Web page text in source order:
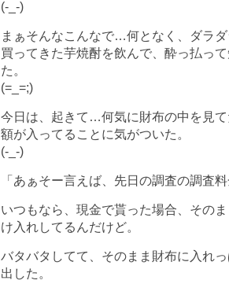
(-_-)
まぁそんなこんなで…何となく、ダラ
買ってきた芋焼酎を飲んで、酔っ払っ
た。
(=_=;)
今日は、起きて…何気に財布の中を見
額が入ってることに気がついた。
(-_-)
「あぁそー言えば、先日の調査の調査
いつもなら、現金で貰った場合、その
け入れしてるんだけど。
バタバタしてて、そのまま財布に入れ
出した。